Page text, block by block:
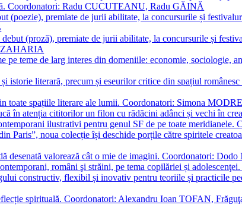
Coordonatori: Radu CUCUTEANU, Radu GĂINĂ
(poezie), premiate de jurii abilitate, la concursurile și
(proză), premiate de jurii abilitate, la concursurile și
ZAHARIA
pe teme de larg interes din domeniile: economie, sociologie,
istorie literară, precum și eseurilor critice din spațiul
toate spațiile literare ale lumii. Coordonatori: Simona
în atenția cititorilor un filon cu rădăcini adânci și vechi în
ilustrativi pentru genul SF de pe toate
Paris”, noua colecție își deschide porțile către spiritele
desenată valorează cât o mie de imagini. Coordonatori:
români şi străini, pe tema copilăriei și
constructiv, flexibil și inovativ pentru teoriile și practicile
spirituală. Coordonatori: Alexandru Ioan TOFAN,